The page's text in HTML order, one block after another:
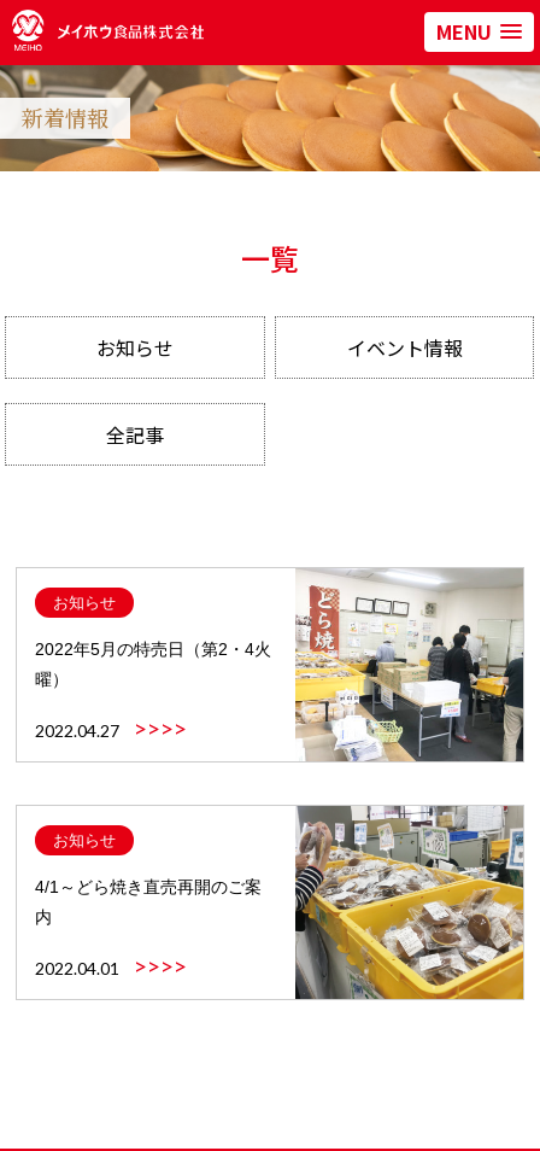
MENU
新着情報
一覧
お知らせ イベント情報
全記事
お知らせ
2022年5月の特売日（第2・4火
曜）
2022.04.27 >>>>
お知らせ
4/1～どら焼き直売再開のご案
内
2022.04.01 >>>>